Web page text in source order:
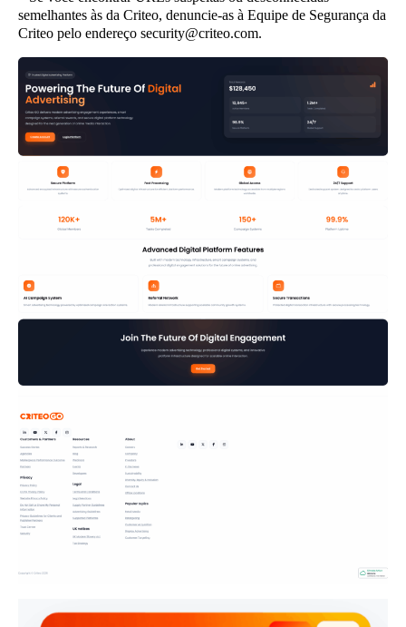
semelhantes às da Criteo, denuncie-as à Equipe de Segurança da
Criteo pelo endereço security@criteo.com.